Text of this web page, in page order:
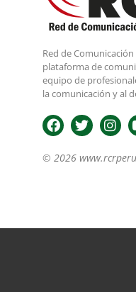
Red de Comunicación
plataforma de
equipo de
la comunicación y al
© 2026